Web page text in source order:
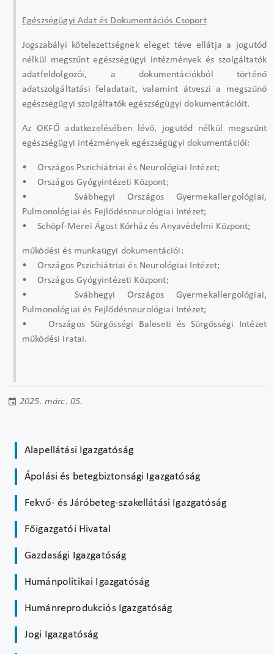
Egészségügyi Adat és Dokumentációs Csoport
Jogszabályi kötelezettségnek eleget téve ellátja a jogutód
nélkül megszűnt egészségügyi intézmények és szolgáltatók
adatfeldolgozói, a dokumentációkból történő
adatszolgáltatási feladatait, valamint átveszi a megszűnő
egészségügyi szolgáltatók egészségügyi dokumentációit.
Az OKFŐ adatkezelésében lévő, jogutód nélkül megszűnt
egészségügyi intézmények egészségügyi dokumentációi:
• Országos Pszichiátriai és Neurológiai Intézet;
• Országos Gyógyintézeti Központ;
• Svábhegyi Országos Gyermekallergológiai,
Pulmonológiai és Fejlődésneurológiai Intézet;
• Schöpf-Merei Ágost Kórház és Anyavédelmi Központ;
működési és munkaügyi dokumentációi:
• Országos Pszichiátriai és Neurológiai Intézet;
• Országos Gyógyintézeti Központ;
• Svábhegyi Országos Gyermekallergológiai,
Pulmonológiai és Fejlődésneurológiai Intézet;
• Országos Sürgősségi Baleseti és Sürgősségi Intézet
működési iratai.
2025. márc. 05.
Alapellátási Igazgatóság
Ápolási és betegbiztonsági Igazgatóság
Fekvő- és Járóbeteg-szakellátási Igazgatóság
Főigazgatói Hivatal
Gazdasági Igazgatóság
Humánpolitikai Igazgatóság
Humánreprodukciós Igazgatóság
Jogi Igazgatóság